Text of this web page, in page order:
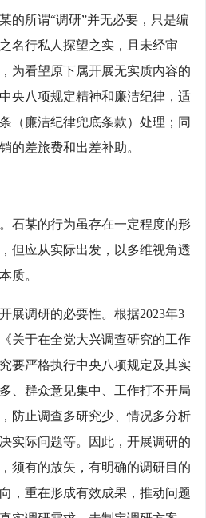
所谓“调研”并无必要，只是编
名行私人探望之实，且未经审
为看望原下属开展无实质内容的
央八项规定精神和廉洁纪律，适
（廉洁纪律兜底条款）处理；同
的差旅费和出差补助。
某的行为虽存在一定程度的形
但应从实际出发，以多维视角透
质。
调研的必要性。根据2023年3
关于在全党大兴调查研究的工作
要严格执行中央八项规定及其实
、群众意见集中、工作打不开局
防止调查多研究少、情况多分析
实际问题等。因此，开展调研的
须有的放矢，有明确的调研目的
，重在形成有效成果，推动问题